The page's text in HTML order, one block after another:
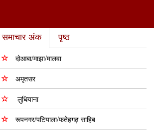
समाचार अंक पृष्ठ
दोआबा/माझा/मालवा
अमृतसर
लुधियाना
रूपनगर/पटियाला/फतेहगढ़ साहिब